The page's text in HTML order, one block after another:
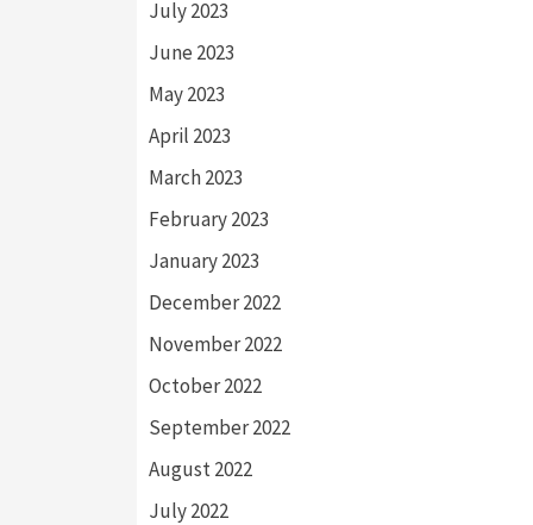
July 2023
June 2023
May 2023
April 2023
March 2023
February 2023
January 2023
December 2022
November 2022
October 2022
September 2022
August 2022
July 2022